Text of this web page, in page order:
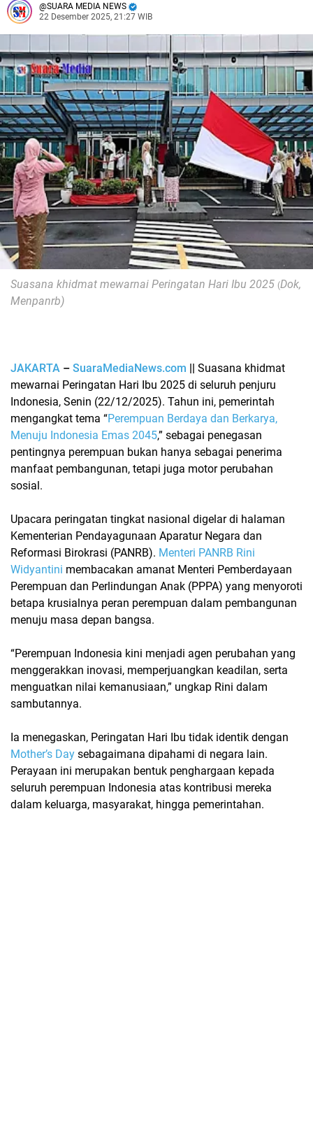
SUARA MEDIA NEWS
22 Desember 2025, 21:27 WIB
Suasana khidmat mewarnai Peringatan Hari Ibu 2025 (Dok,
Menpanrb)
JAKARTA – SuaraMediaNews.com || Suasana khidmat
mewarnai Peringatan Hari Ibu 2025 di seluruh penjuru
Indonesia, Senin (22/12/2025). Tahun ini, pemerintah
mengangkat tema “Perempuan Berdaya dan Berkarya,
Menuju Indonesia Emas 2045,” sebagai penegasan
pentingnya perempuan bukan hanya sebagai penerima
manfaat pembangunan, tetapi juga motor perubahan
sosial.
Upacara peringatan tingkat nasional digelar di halaman
Kementerian Pendayagunaan Aparatur Negara dan
Reformasi Birokrasi (PANRB). Menteri PANRB Rini
Widyantini membacakan amanat Menteri Pemberdayaan
Perempuan dan Perlindungan Anak (PPPA) yang menyoroti
betapa krusialnya peran perempuan dalam pembangunan
menuju masa depan bangsa.
“Perempuan Indonesia kini menjadi agen perubahan yang
menggerakkan inovasi, memperjuangkan keadilan, serta
menguatkan nilai kemanusiaan,” ungkap Rini dalam
sambutannya.
Ia menegaskan, Peringatan Hari Ibu tidak identik dengan
Mother’s Day sebagaimana dipahami di negara lain.
Perayaan ini merupakan bentuk penghargaan kepada
seluruh perempuan Indonesia atas kontribusi mereka
dalam keluarga, masyarakat, hingga pemerintahan.